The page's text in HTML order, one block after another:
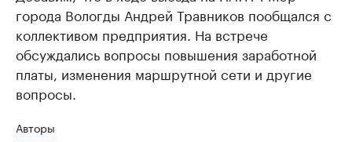
города Вологды Андрей Травников пообщался с
коллективом предприятия. На встрече
обсуждались вопросы повышения заработной
платы, изменения маршрутной сети и другие
вопросы.
Авторы